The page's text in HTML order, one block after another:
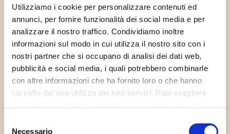
Utilizziamo i cookie per personalizzare contenuti ed
annunci, per fornire funzionalità dei social media e per
analizzare il nostro traffico. Condividiamo inoltre
informazioni sul modo in cui utilizza il nostro sito con i
nostri partner che si occupano di analisi dei dati web,
pubblicità e social media, i quali potrebbero combinarle
con altre informazioni che ha fornito loro o che hanno
raccolto dal suo utilizzo dei loro servizi. Puoi scegliere
i cookie; Clicca su “accetta selezionati” per accettare
Necessario
Normativa.
Altre notizie